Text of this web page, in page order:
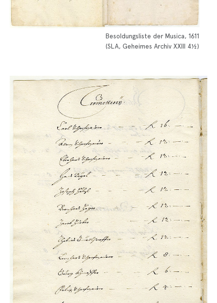
Besoldungsliste der Musica, 1611
(SLA, Geheimes Archiv XXIII 4½)